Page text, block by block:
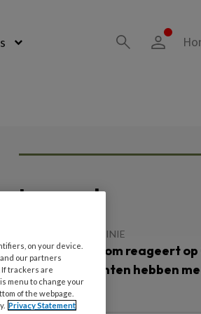
Lees ook
OPINIE
Kees Korrelboom reageert op
‘Sommige cliënten hebben
nodig’
on your device.
our partners
If trackers are
menu to change your
of the webpage.
Privacy Statement